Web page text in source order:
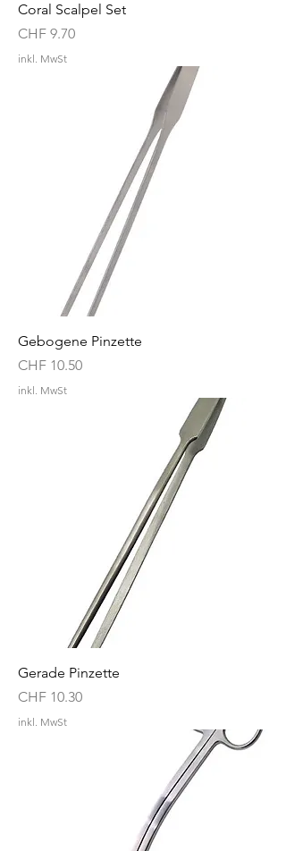
Coral Scalpel Set
Preis
CHF 9.70
inkl. MwSt
Gebogene Pinzette
Preis
CHF 10.50
inkl. MwSt
Gerade Pinzette
Preis
CHF 10.30
inkl. MwSt